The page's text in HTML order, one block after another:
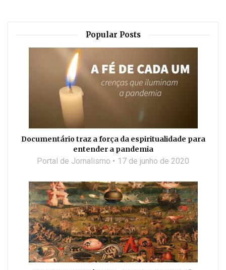
Popular Posts
Documentário traz a força da espiritualidade para
entender a pandemia
Portal de Jornalismo 17 de junho de 2020